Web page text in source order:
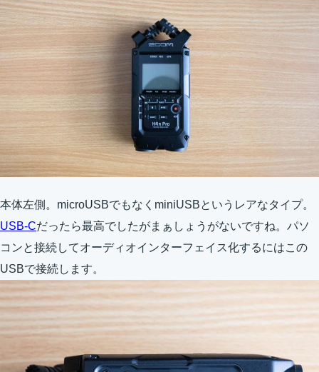
本体左側。microUSBでもなくminiUSBというレアなタイプ。
USB-Cだったら最高でしたがまぁしょうがないですね。パソ
コンと接続してオーディオインターフェイス化するにはこの
USBで接続します。